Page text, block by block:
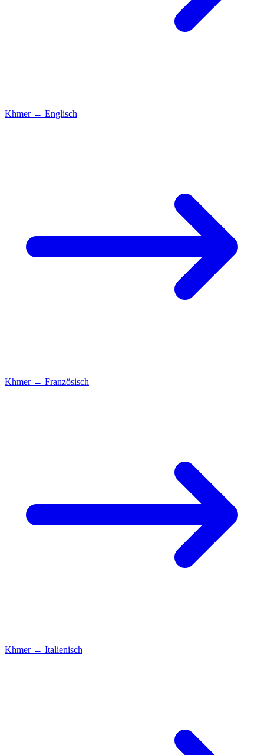
Khmer → Englisch
Khmer → Französisch
Khmer → Italienisch